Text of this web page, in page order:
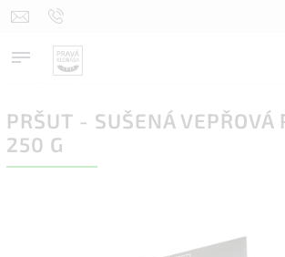
PRŠUT - SUŠENÁ VEPŘOVÁ
250 G